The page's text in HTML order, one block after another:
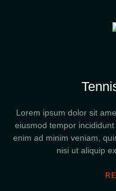
Lorem ipsum dolor sit
eiusmod tempor
enim ad minim veniam,
nisi ut aliquip